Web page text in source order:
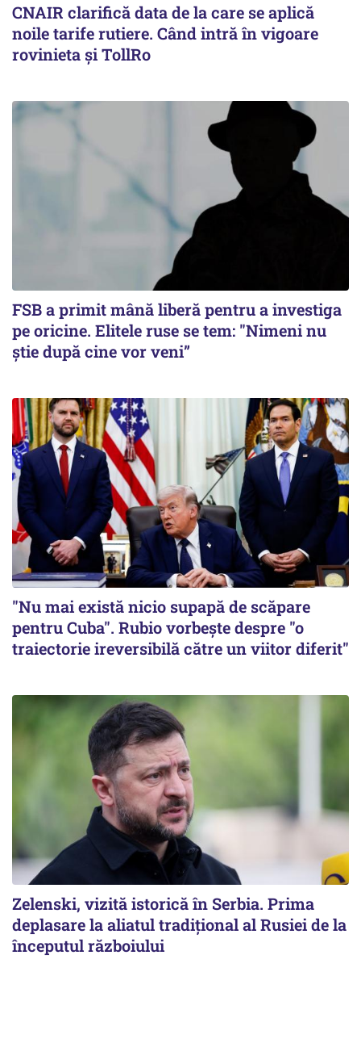
CNAIR clarifică data de la care se aplică
noile tarife rutiere. Când intră în vigoare
rovinieta și TollRo
FSB a primit mână liberă pentru a investiga
pe oricine. Elitele ruse se tem: "Nimeni nu
știe după cine vor veni”
"Nu mai există nicio supapă de scăpare
pentru Cuba". Rubio vorbește despre "o
traiectorie ireversibilă către un viitor diferit"
Zelenski, vizită istorică în Serbia. Prima
deplasare la aliatul tradițional al Rusiei de la
începutul războiului